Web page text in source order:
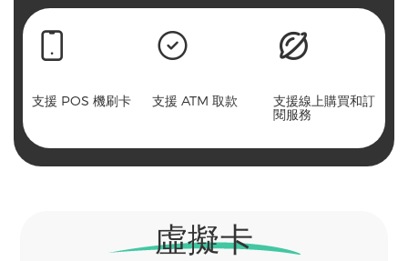
支援 POS 機刷卡 支援 ATM 取款
支援線上購買和訂
閱服務
虛擬卡